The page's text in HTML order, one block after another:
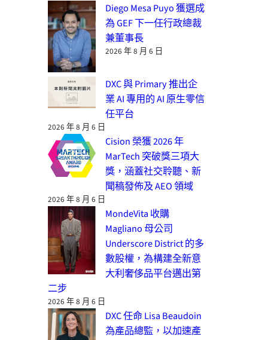
Diego Mesa Puyo 獲選成
為 GEF 下一任行政總裁
兼董事長
2026 年 8 月 6 日
DXC 與 Primary 推出企
業 AI 專用的 AI 原生零信
任平台
2026 年 8 月 6 日
Cision 榮獲 2026 年
MarTech 突破獎三項大
獎，涵蓋社交聆聽、新
聞稿發佈及 AEO 領域
2026 年 8 月 6 日
MondeVita 收購
Magliano 母公司
Underscore District 的多
數股權，為構建全新意
大利奢侈品平台邁出第
二步
2026 年 8 月 6 日
DXC 任命 Lisa Beaudoin
為產品總監，以加速產